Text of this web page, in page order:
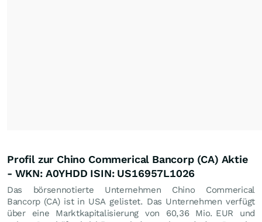
Profil zur Chino Commerical Bancorp (CA) Aktie
- WKN: A0YHDD ISIN: US16957L1026
Das börsennotierte Unternehmen Chino Commerical
Bancorp (CA) ist in USA gelistet. Das Unternehmen verfügt
über eine Marktkapitalisierung von 60,36 Mio. EUR und